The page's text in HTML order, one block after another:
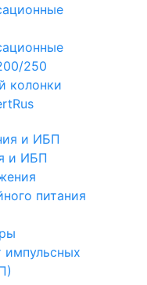
250
колонки
и ИБП
питания
импульсных